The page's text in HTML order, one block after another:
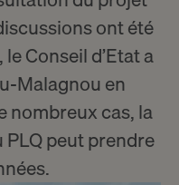
ont été
Conseil d’Etat a
Malagnou en
nombreux cas, la
peut prendre